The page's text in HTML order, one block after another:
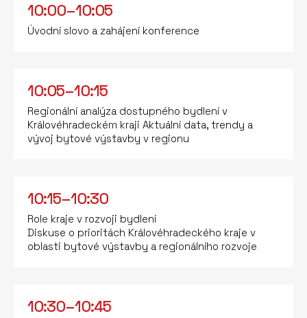
10:00–10:05
Úvodní slovo a zahájení konference
10:05–10:15
Regionální analýza dostupného bydlení v
Královéhradeckém kraji Aktuální data, trendy a
vývoj bytové výstavby v regionu
10:15–10:30
Role kraje v rozvoji bydlení
Diskuse o prioritách Královéhradeckého kraje v
oblasti bytové výstavby a regionálního rozvoje
10:30–10:45